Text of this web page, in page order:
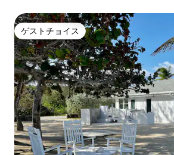
ゲストチョイス
ゲストチョイス